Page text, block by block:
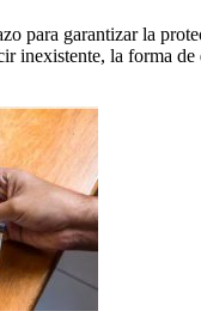
para garantizar la
inexistente, la forma